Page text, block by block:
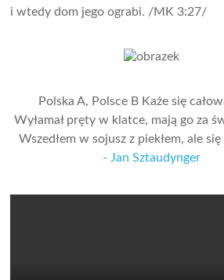
i wtedy dom jego ograbi. /MK 3:27/
Polska A, Polsce B Każe się
Wyłamał pręty w klatce, mają go za
Wszedłem w sojusz z piekłem, ale się
- Jan Sztaudynger